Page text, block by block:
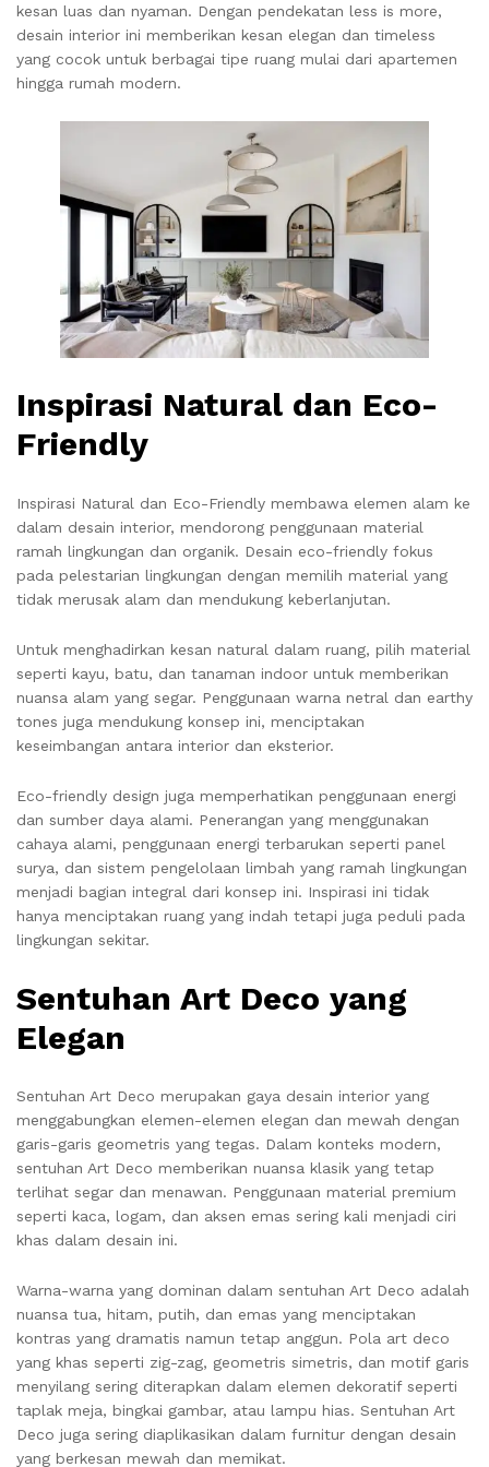
kesan luas dan nyaman. Dengan pendekatan less is more,
desain interior ini memberikan kesan elegan dan timeless
yang cocok untuk berbagai tipe ruang mulai dari apartemen
hingga rumah modern.
Inspirasi Natural dan Eco-
Friendly
Inspirasi Natural dan Eco-Friendly membawa elemen alam ke
dalam desain interior, mendorong penggunaan material
ramah lingkungan dan organik. Desain eco-friendly fokus
pada pelestarian lingkungan dengan memilih material yang
tidak merusak alam dan mendukung keberlanjutan.
Untuk menghadirkan kesan natural dalam ruang, pilih material
seperti kayu, batu, dan tanaman indoor untuk memberikan
nuansa alam yang segar. Penggunaan warna netral dan earthy
tones juga mendukung konsep ini, menciptakan
keseimbangan antara interior dan eksterior.
Eco-friendly design juga memperhatikan penggunaan energi
dan sumber daya alami. Penerangan yang menggunakan
cahaya alami, penggunaan energi terbarukan seperti panel
surya, dan sistem pengelolaan limbah yang ramah lingkungan
menjadi bagian integral dari konsep ini. Inspirasi ini tidak
hanya menciptakan ruang yang indah tetapi juga peduli pada
lingkungan sekitar.
Sentuhan Art Deco yang
Elegan
Sentuhan Art Deco merupakan gaya desain interior yang
menggabungkan elemen-elemen elegan dan mewah dengan
garis-garis geometris yang tegas. Dalam konteks modern,
sentuhan Art Deco memberikan nuansa klasik yang tetap
terlihat segar dan menawan. Penggunaan material premium
seperti kaca, logam, dan aksen emas sering kali menjadi ciri
khas dalam desain ini.
Warna-warna yang dominan dalam sentuhan Art Deco adalah
nuansa tua, hitam, putih, dan emas yang menciptakan
kontras yang dramatis namun tetap anggun. Pola art deco
yang khas seperti zig-zag, geometris simetris, dan motif garis
menyilang sering diterapkan dalam elemen dekoratif seperti
taplak meja, bingkai gambar, atau lampu hias. Sentuhan Art
Deco juga sering diaplikasikan dalam furnitur dengan desain
yang berkesan mewah dan memikat.